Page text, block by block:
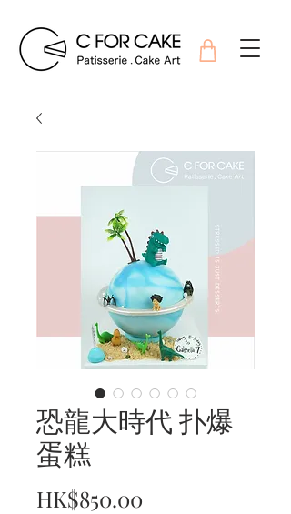
恐龍大時代 扑爆
蛋糕
HK$850.00